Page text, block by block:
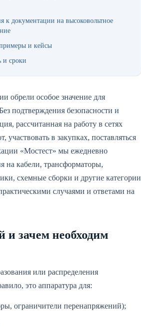
к документации на высоковольтное
и кейсы
и сроки
обрели особое значение для
подтверждения безопасности и
рассчитанная на работу в сетях
в закупках, поставляться
«Мостест» мы ежедневно
на кабели, трансформаторы,
схемные сборки и другие категории
случаями и ответами на
и зачем необходим
или распределения
это аппаратура для:
ограничители перенапряжений);